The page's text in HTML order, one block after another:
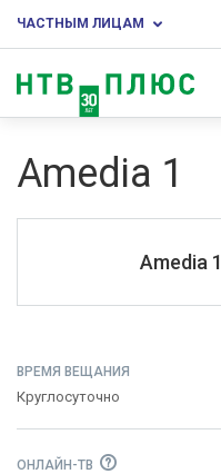
ЧАСТНЫМ ЛИЦАМ
Amedia 1
Amedia 1
ВРЕМЯ ВЕЩАНИЯ
Круглосуточно
ОНЛАЙН-ТВ